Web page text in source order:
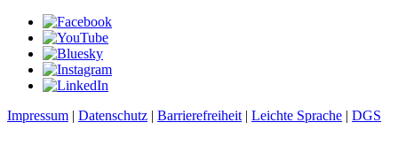
Impressum | Datenschutz | Barrierefreiheit | Leichte Sprache | DGS